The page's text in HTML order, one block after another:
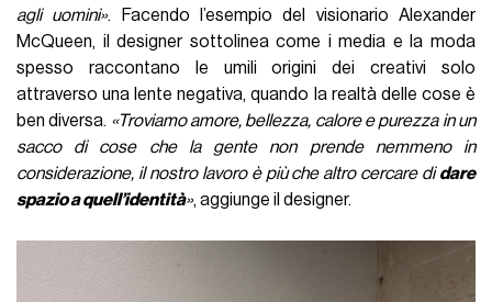
agli uomini». Facendo l’esempio del visionario Alexander
McQueen, il designer sottolinea come i media e la moda
spesso raccontano le umili origini dei creativi solo
attraverso una lente negativa, quando la realtà delle cose è
ben diversa. «Troviamo amore, bellezza, calore e purezza in un
sacco di cose che la gente non prende nemmeno in
considerazione, il nostro lavoro è più che altro cercare didare
spazio a quell’identità», aggiunge il designer.